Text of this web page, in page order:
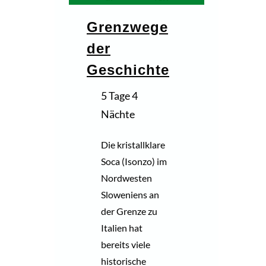
Grenzwege
der
Geschichte
5 Tage 4
Nächte
Die kristallklare
Soca (Isonzo) im
Nordwesten
Sloweniens an
der Grenze zu
Italien hat
bereits viele
historische